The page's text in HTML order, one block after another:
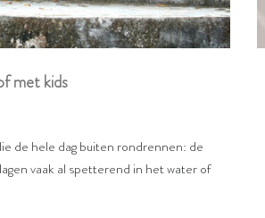
met kids
de hele dag buiten rondrennen: de
vaak al spetterend in het water of